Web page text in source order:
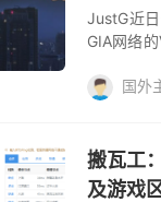
JustG近
GIA网络
国外
搬瓦工
及游戏